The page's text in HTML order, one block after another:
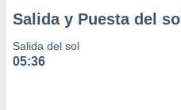
Salida y Puesta del sol
Salida del sol
05:36